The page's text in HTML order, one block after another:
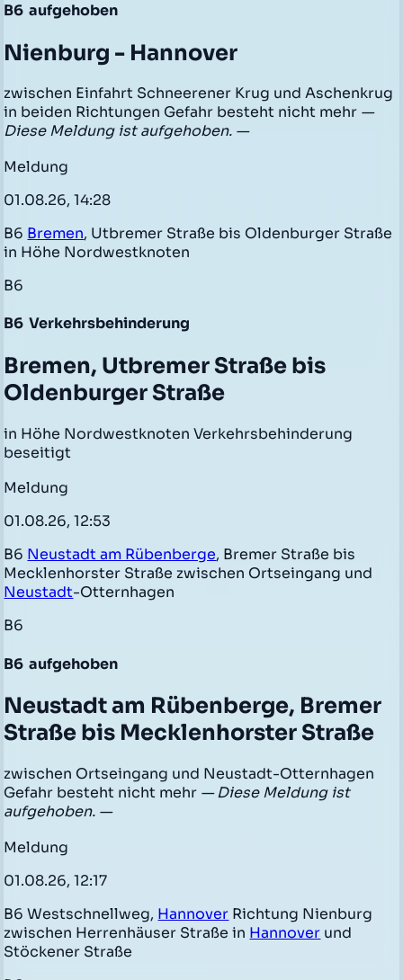
B6 aufgehoben
Nienburg - Hannover
zwischen Einfahrt Schneerener Krug und Aschenkrug
in beiden Richtungen Gefahr besteht nicht mehr —
Diese Meldung ist aufgehoben. —
Meldung
01.08.26, 14:28
B6 Bremen, Utbremer Straße bis Oldenburger Straße
in Höhe Nordwestknoten
B6
B6 Verkehrsbehinderung
Bremen, Utbremer Straße bis
Oldenburger Straße
in Höhe Nordwestknoten Verkehrsbehinderung
beseitigt
Meldung
01.08.26, 12:53
B6 Neustadt am Rübenberge, Bremer Straße bis
Mecklenhorster Straße zwischen Ortseingang und
Neustadt-Otternhagen
B6
B6 aufgehoben
Neustadt am Rübenberge, Bremer
Straße bis Mecklenhorster Straße
zwischen Ortseingang und Neustadt-Otternhagen
Gefahr besteht nicht mehr — Diese Meldung ist
aufgehoben. —
Meldung
01.08.26, 12:17
B6 Westschnellweg, Hannover Richtung Nienburg
zwischen Herrenhäuser Straße in Hannover und
Stöckener Straße